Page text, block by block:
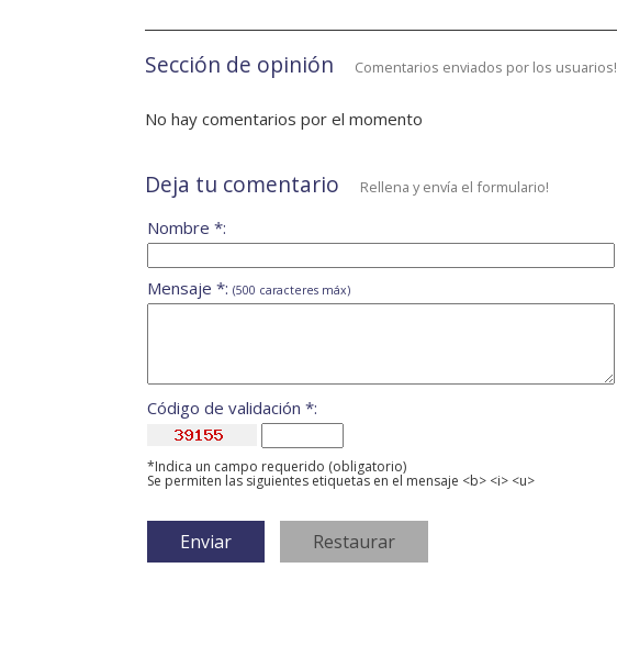
Sección de opinión Comentarios enviados por los usuarios!
No hay comentarios por el momento
Deja tu comentario Rellena y envía el formulario!
Nombre *:
Mensaje *: (500 caracteres máx)
Código de validación *:
*Indica un campo requerido (obligatorio)
Se permiten las siguientes etiquetas en el mensaje <b> <i> <u>